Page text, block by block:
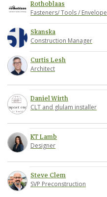
Rothoblaas
Fasteners/ Tools / Envelope
Skanska
Construction Manager
Curtis Lesh
Architect
Daniel Wirth
CLT and glulam installer
KT Lamb
Designer
Steve Clem
SVP Preconstruction